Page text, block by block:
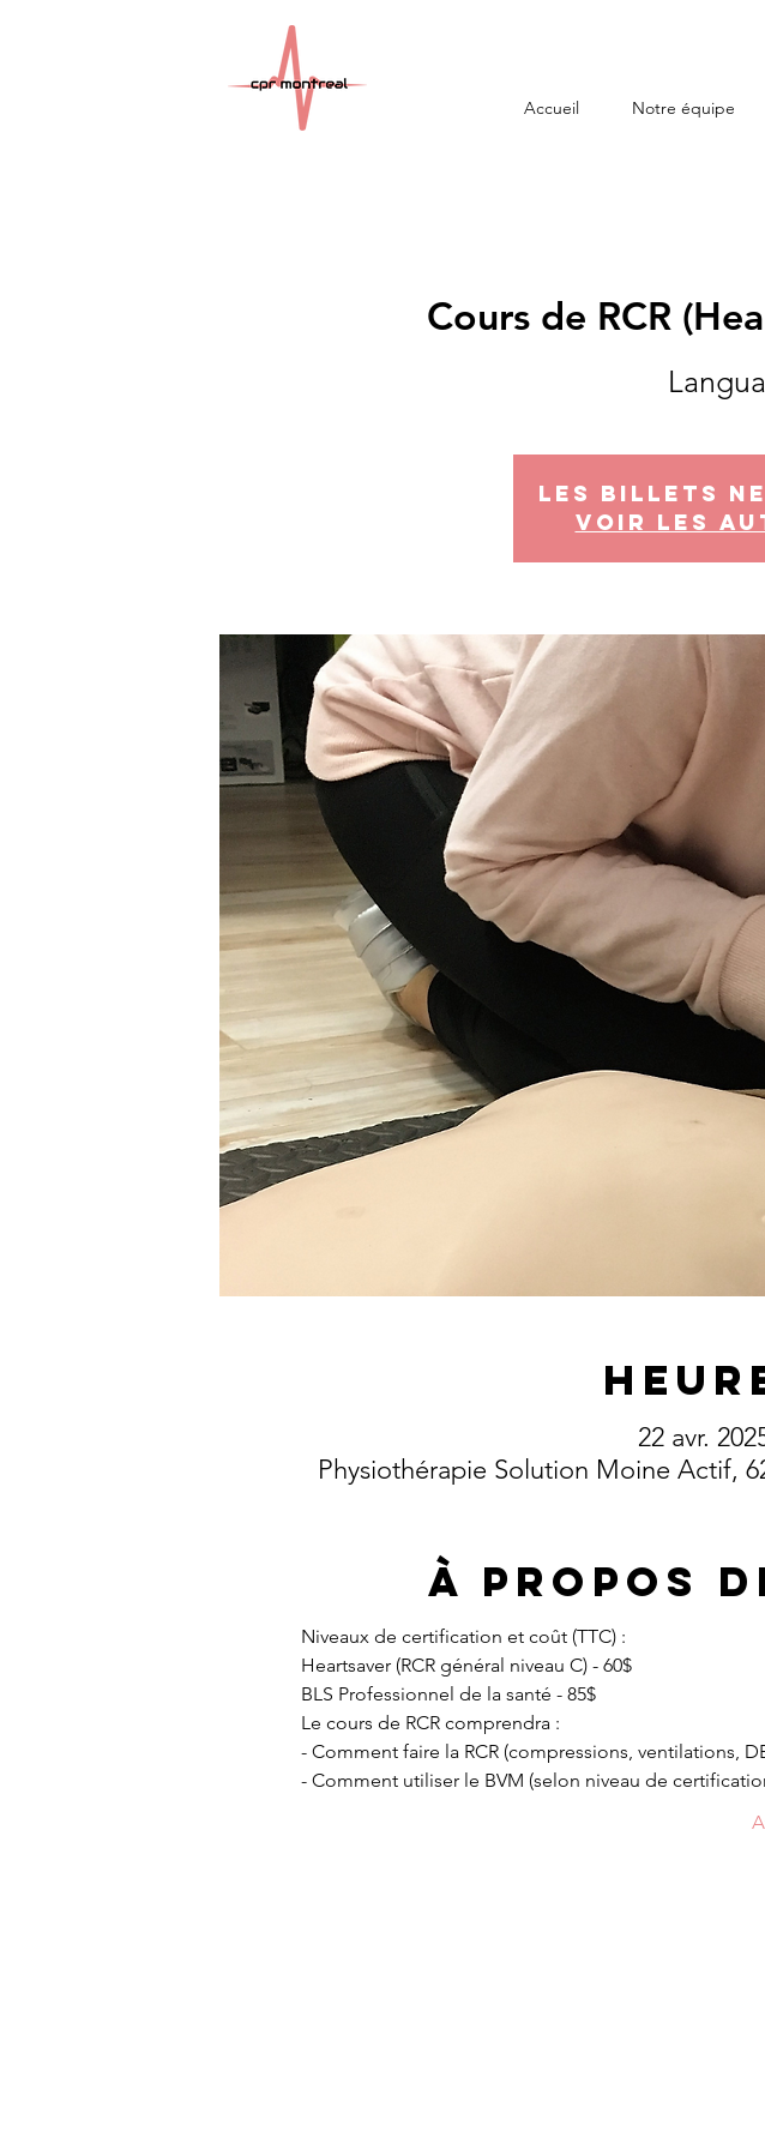
Accueil Notre équipe
Cours de RCR
Les billets
Voir les
22 avr.
Physiothérapie Solution Moine Actif,
À propos
Niveaux de certification et coût (TTC) :
Heartsaver (RCR général niveau C) - 60$
BLS Professionnel de la santé - 85$
Le cours de RCR comprendra :
- Comment faire la RCR (compressions, ventilations,
- Comment utiliser le BVM (selon niveau de